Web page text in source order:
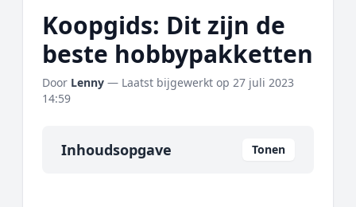
Koopgids: Dit zijn de
beste hobbypakketten
Door Lenny — Laatst bijgewerkt op 27 juli 2023
14:59
Inhoudsopgave Tonen